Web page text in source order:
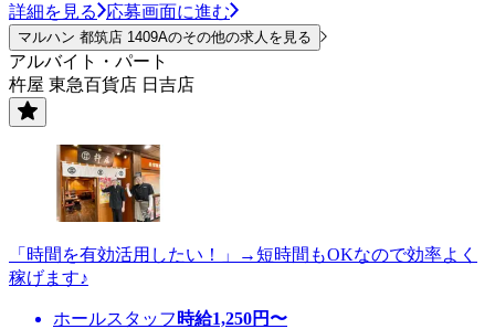
詳細を見る 応募画面に進む
マルハン 都筑店 1409Aのその他の求人を見る
アルバイト・パート
杵屋 東急百貨店 日吉店
「時間を有効活用したい！」→短時間もOKなので効率よく
稼げます♪
ホールスタッフ 時給1,250円〜